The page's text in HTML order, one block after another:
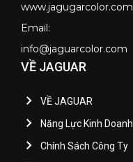
www.jagugarcolor.com
Email:
info@jaguarcolor.com
VỀ JAGUAR
VỀ JAGUAR
Năng Lực Kinh Doanh
Chính Sách Công Ty